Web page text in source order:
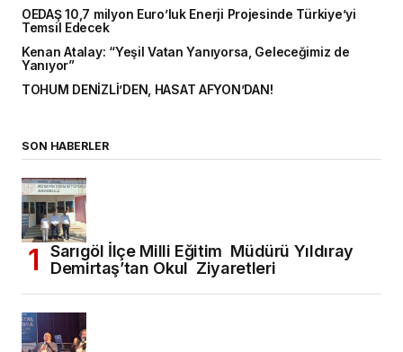
OEDAŞ 10,7 milyon Euro’luk Enerji Projesinde Türkiye’yi
Temsil Edecek
Kenan Atalay: “Yeşil Vatan Yanıyorsa, Geleceğimiz de
Yanıyor”
TOHUM DENİZLİ’DEN, HASAT AFYON’DAN!
SON HABERLER
Sarıgöl İlçe Milli Eğitim Müdürü Yıldıray
Demirtaş’tan Okul Ziyaretleri